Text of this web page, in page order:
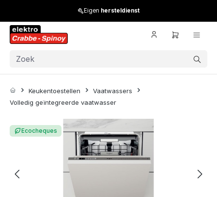
Eigen hersteldienst
Keukentoestellen
Vaatwassers
Volledig geïntegreerde vaatwasser
Skip image gallery
Ecocheques